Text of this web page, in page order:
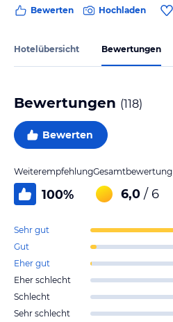
Bewerten Hochladen
Hotelübersicht Bewertungen
Bewertungen (118)
Bewerten
Weiterempfehlung
100%
Gesamtbewertung
6,0 / 6
Sehr gut
Gut
Eher gut
Eher schlecht
Schlecht
Sehr schlecht